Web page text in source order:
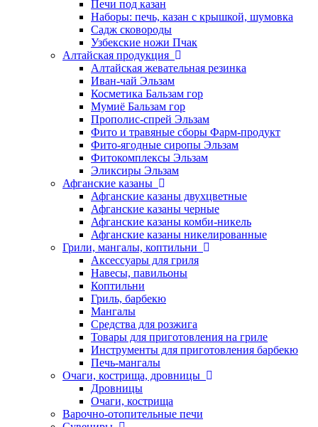
Печи под казан
Наборы: печь, казан с крышкой, шумовка
Садж сковороды
Узбекские ножи Пчак
Алтайская продукция
Алтайская жевательная резинка
Иван-чай Эльзам
Косметика Бальзам гор
Мумиё Бальзам гор
Прополис-спрей Эльзам
Фито и травяные сборы Фарм-продукт
Фито-ягодные сиропы Эльзам
Фитокомплексы Эльзам
Эликсиры Эльзам
Афганские казаны
Афганские казаны двухцветные
Афганские казаны черные
Афганские казаны комби-никель
Афганские казаны никелированные
Грили, мангалы, коптильни
Аксессуары для гриля
Навесы, павильоны
Коптильни
Гриль, барбекю
Мангалы
Средства для розжига
Товары для приготовления на гриле
Инструменты для приготовления барбекю
Печь-мангалы
Очаги, кострища, дровницы
Дровницы
Очаги, кострища
Варочно-отопительные печи